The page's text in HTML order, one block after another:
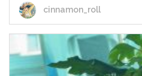
cinnamon_roll